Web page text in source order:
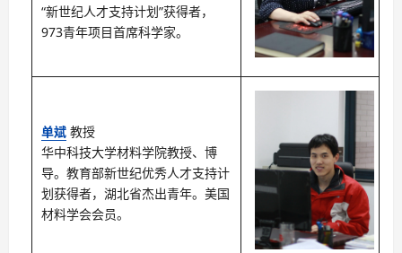
“新世纪人才支持计划”获得者，
973青年项目首席科学家。
单斌 教授
华中科技大学材料学院教授、博
导。教育部新世纪优秀人才支持计
划获得者，湖北省杰出青年。美国
材料学会会员。